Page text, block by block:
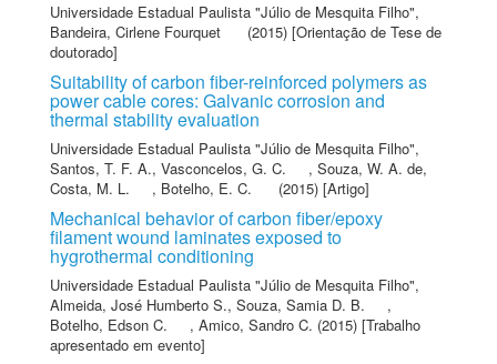
Universidade Estadual Paulista "Júlio de Mesquita Filho",
Bandeira, Cirlene Fourquet
(2015) [Orientação de Tese de
doutorado]
Suitability of carbon fiber-reinforced polymers as
power cable cores: Galvanic corrosion and
thermal stability evaluation
Universidade Estadual Paulista "Júlio de Mesquita Filho",
Santos, T. F. A., Vasconcelos, G. C. , Souza, W. A. de,
Costa, M. L.
, Botelho, E. C. (2015) [Artigo]
Mechanical behavior of carbon fiber/epoxy
filament wound laminates exposed to
hygrothermal conditioning
Universidade Estadual Paulista "Júlio de Mesquita Filho",
Almeida, José Humberto S., Souza, Samia D. B.
,
Botelho, Edson C.
, Amico, Sandro C. (2015) [Trabalho
apresentado em evento]